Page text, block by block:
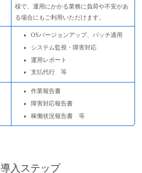
様で、運用にかかる業務に負荷や不安があ
る場合にもご利用いただけます。
OSバージョンアップ、パッチ適用
システム監視・障害対応
運用レポート
支払代行 等
作業報告書
障害対応報告書
稼働状況報告書 等
導入ステップ